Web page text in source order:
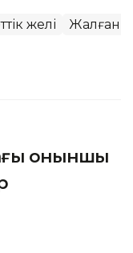
желі Жалған
оныншы